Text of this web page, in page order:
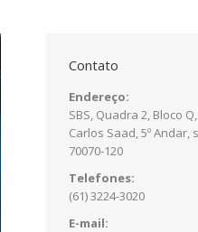
Contato
Endereço:
SBS, Quadra 2, Bloco
Carlos Saad, 5º Andar,
70070-120
Telefones:
(61) 3224-3020
E-mail: